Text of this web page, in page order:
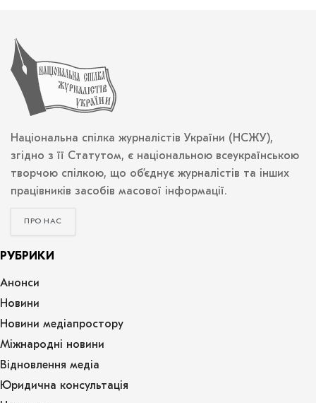
Національна спілка журналістів України (НСЖУ),
згідно з її Статутом, є національною всеукраїнською
творчою спілкою, що об’єднує журналістів та інших
працівників засобів масової інформації.
ПРО НАС
РУБРИКИ
Анонси
Новини
Новини медіапростору
Міжнародні новини
Відновлення медіа
Юридична консультація